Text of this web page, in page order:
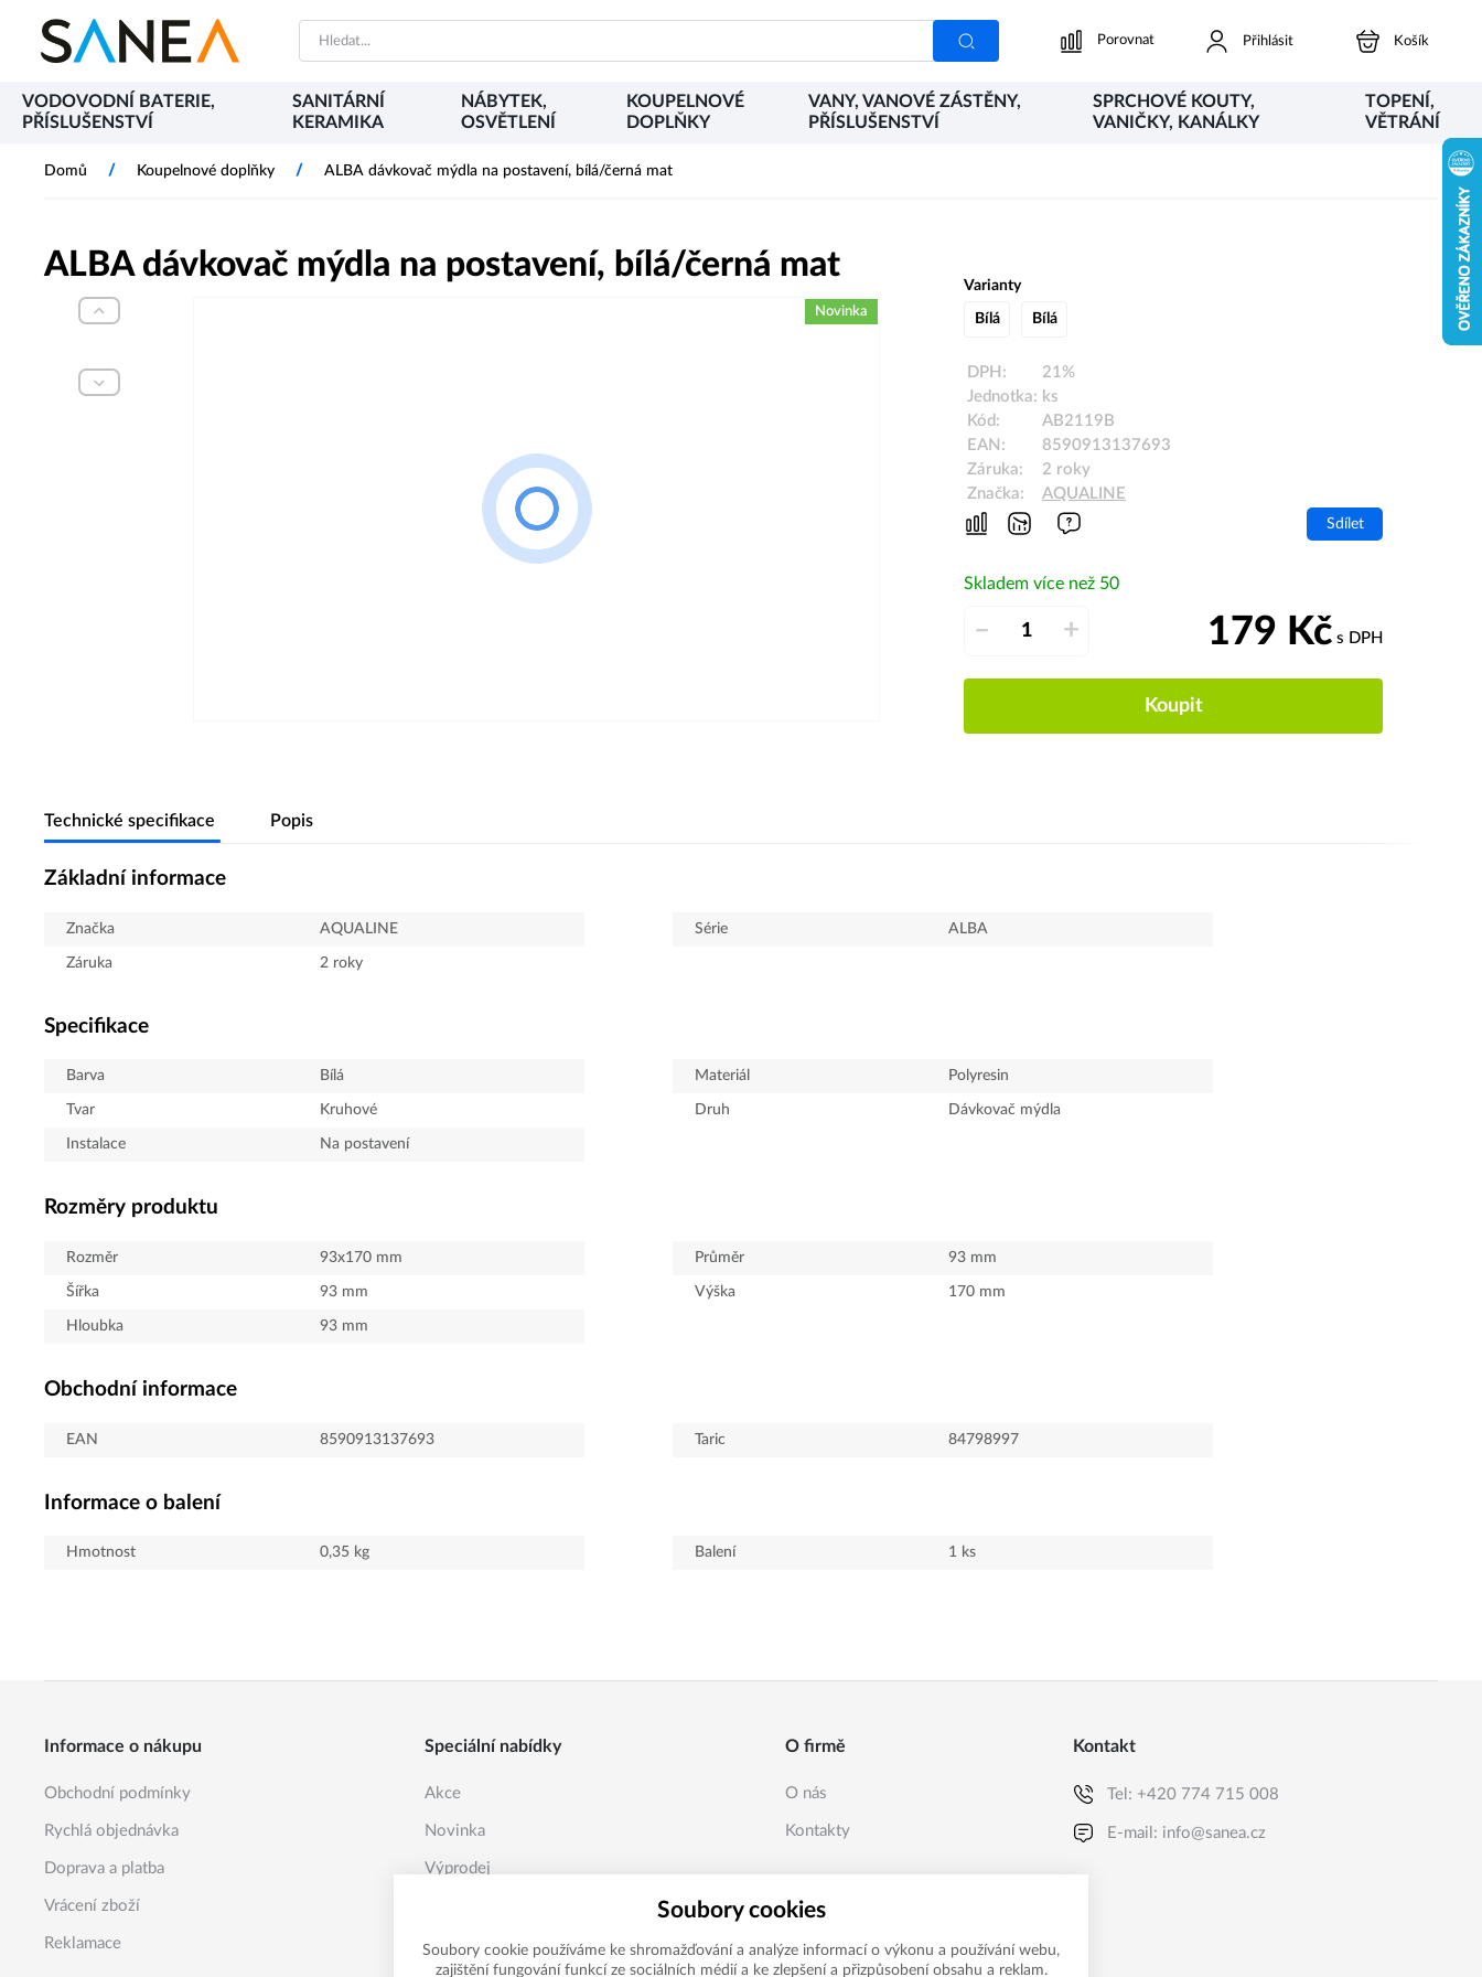
Porovnat Přihlásit Košík
VODOVODNÍ BATERIE,
PŘÍSLUŠENSTVÍ
SANITÁRNÍ
KERAMIKA
NÁBYTEK,
OSVĚTLENÍ
KOUPELNOVÉ
DOPLŇKY
VANY, VANOVÉ ZÁSTĚNY,
PŘÍSLUŠENSTVÍ
SPRCHOVÉ KOUTY,
VANIČKY, KANÁLKY
TOPENÍ,
VĚTRÁNÍ
Domů / Koupelnové doplňky / ALBA dávkovač mýdla na postavení, bílá/černá mat
ALBA dávkovač mýdla na postavení, bílá/černá mat
Novinka
Varianty
Bílá Bílá
DPH:
21%
Jednotka: ks
Kód:
AB2119B
EAN:
8590913137693
Záruka:
2 roky
Značka:
AQUALINE
Sdílet
Skladem více než 50
– + 179 Kč s DPH
Koupit
Technické specifikace Popis
Základní informace
Značka AQUALINE Série ALBA
Záruka 2 roky
Specifikace
Barva Bílá Materiál Polyresin
Tvar Kruhové Druh Dávkovač mýdla
Instalace Na postavení
Rozměry produktu
Rozměr 93x170 mm Průměr 93 mm
Šířka 93 mm Výška 170 mm
Hloubka 93 mm
Obchodní informace
EAN 8590913137693 Taric 84798997
Informace o balení
Hmotnost 0,35 kg Balení 1 ks
Informace o nákupu
Obchodní podmínky
Rychlá objednávka
Doprava a platba
Vrácení zboží
Reklamace
Speciální nabídky
Akce
Novinka
Výprodej
O firmě
O nás
Kontakty
Kontakt
Tel: +420 774 715 008
E-mail: info@sanea.cz
Soubory cookies
Soubory cookie používáme ke shromažďování a analýze informací o výkonu a používání webu,
zajištění fungování funkcí ze sociálních médií a ke zlepšení a přizpůsobení obsahu a reklam.